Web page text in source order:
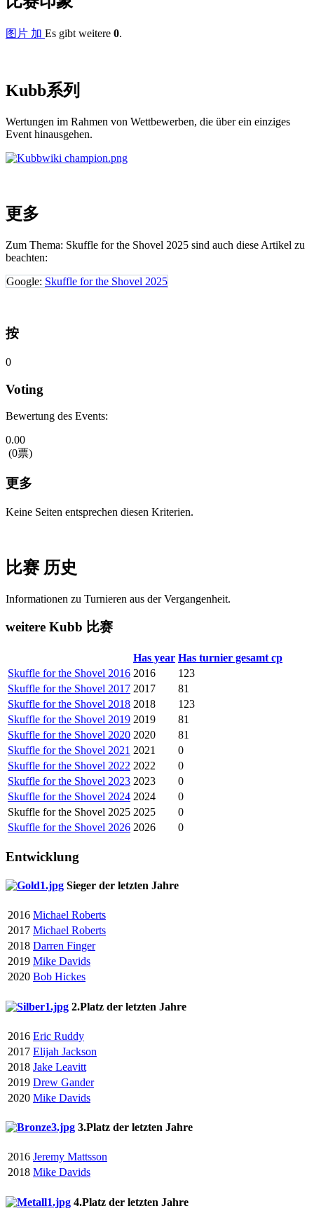
图片 加 Es gibt weitere 0.
Kubb系列
Wertungen im Rahmen von Wettbewerben, die über ein einziges
Event hinausgehen.
更多
Zum Thema: Skuffle for the Shovel 2025 sind auch diese Artikel zu
beachten:
Google: Skuffle for the Shovel 2025
按
0
Voting
Bewertung des Events:
0.00
(0票)
更多
Keine Seiten entsprechen diesen Kriterien.
比赛 历史
Informationen zu Turnieren aus der Vergangenheit.
weitere Kubb 比赛
Has year Has turnier gesamt cp
Skuffle for the Shovel 2016 2016
123
Skuffle for the Shovel 2017 2017
81
Skuffle for the Shovel 2018 2018
123
Skuffle for the Shovel 2019 2019
81
Skuffle for the Shovel 2020 2020
81
Skuffle for the Shovel 2021 2021
0
Skuffle for the Shovel 2022 2022
0
Skuffle for the Shovel 2023 2023
0
Skuffle for the Shovel 2024 2024
0
Skuffle for the Shovel 2025 2025
0
Skuffle for the Shovel 2026 2026 0
Entwicklung
Sieger der letzten Jahre
2016 Michael Roberts
2017 Michael Roberts
2018 Darren Finger
2019 Mike Davids
2020 Bob Hickes
2.Platz der letzten Jahre
2016 Eric Ruddy
2017 Elijah Jackson
2018 Jake Leavitt
2019 Drew Gander
2020 Mike Davids
3.Platz der letzten Jahre
2016 Jeremy Mattsson
2018 Mike Davids
4.Platz der letzten Jahre